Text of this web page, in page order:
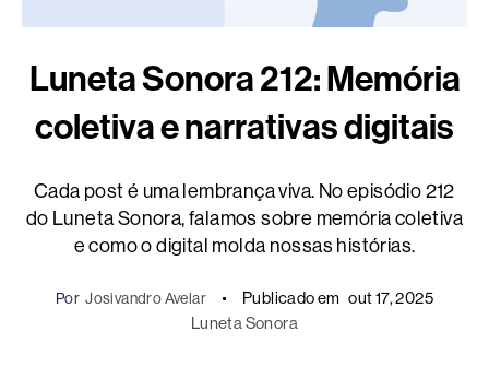
Luneta Sonora 212: Memória
coletiva e narrativas digitais
Cada post é uma lembrança viva. No episódio 212
do Luneta Sonora, falamos sobre memória coletiva
e como o digital molda nossas histórias.
Por Josivandro Avelar Publicado em out 17, 2025
Luneta Sonora